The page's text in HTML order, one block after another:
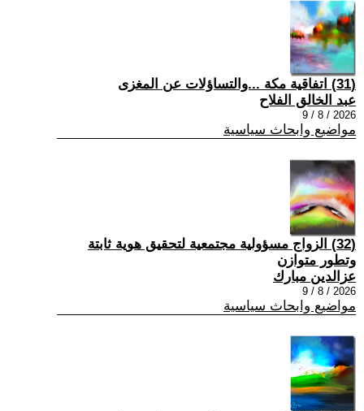
(31) اتفاقية مكة ...والتساؤلات عن المغزى
عبد الخالق الفلاح
2026 / 8 / 9
مواضيع وابحاث سياسية
(32) الزواج مسؤولية مجتمعية لتحقيق هوية ثابتة
وتطور متوازن
عزالدين مبارك
2026 / 8 / 9
مواضيع وابحاث سياسية